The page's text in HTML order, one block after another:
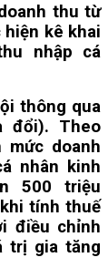
thu từ
kê khai
nhập cá
thông qua
đổi). Theo
mức doanh
nhân kinh
500 triệu
tính thuế
điều chỉnh
trị gia tăng